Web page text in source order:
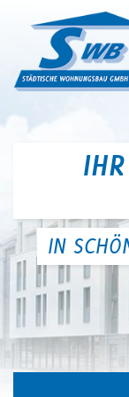
SWB
IN